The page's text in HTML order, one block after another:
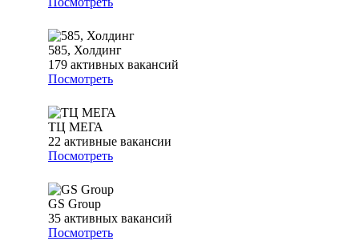
585, Холдинг
179 активных вакансий
Посмотреть
ТЦ МЕГА
22 активные вакансии
Посмотреть
GS Group
35 активных вакансий
Посмотреть